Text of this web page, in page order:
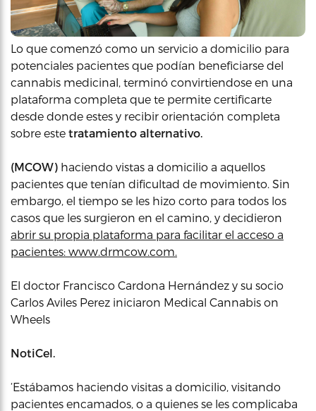
Lo que comenzó como un servicio a domicilio para
potenciales pacientes que podían beneficiarse del
cannabis medicinal, terminó convirtiendose en una
plataforma completa que te permite certificarte
desde donde estes y recibir orientación completa
sobre este tratamiento alternativo.
(MCOW) haciendo vistas a domicilio a aquellos
pacientes que tenían dificultad de movimiento. Sin
embargo, el tiempo se les hizo corto para todos los
casos que les surgieron en el camino, y decidieron
abrir su propia plataforma para facilitar el acceso a
pacientes: www.drmcow.com.
El doctor Francisco Cardona Hernández y su socio
Carlos Aviles Perez iniciaron Medical Cannabis on
Wheels
NotiCel.
‘Estábamos haciendo visitas a domicilio, visitando
pacientes encamados, o a quienes se les complicaba